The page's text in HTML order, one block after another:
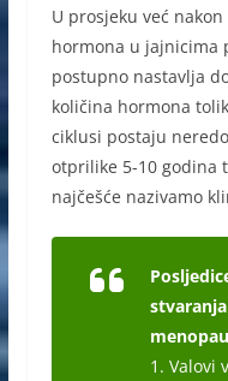
U prosjeku već
hormona u jajnicima
postupno nastavlja
količina hormona
ciklusi postaju
otprilike 5-10 godina
najčešće nazivamo
1. Valovi